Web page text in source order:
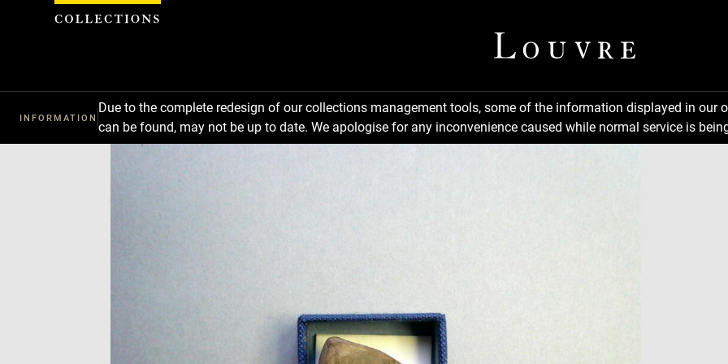
INFORMATION
Due to the complete redesign of our collections management tools, some of the information displayed in
can be found, may not be up to date. We apologise for any inconvenience caused while normal service is
Cookies management panel